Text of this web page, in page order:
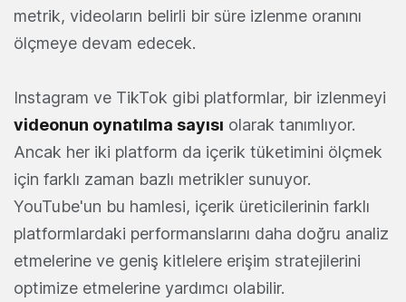
metrik, videoların belirli bir süre izlenme oranını
ölçmeye devam edecek.
Instagram ve TikTok gibi platformlar, bir izlenmeyi
videonun oynatılma sayısı olarak tanımlıyor.
Ancak her iki platform da içerik tüketimini ölçmek
için farklı zaman bazlı metrikler sunuyor.
YouTube'un bu hamlesi, içerik üreticilerinin farklı
platformlardaki performanslarını daha doğru analiz
etmelerine ve geniş kitlelere erişim stratejilerini
optimize etmelerine yardımcı olabilir.